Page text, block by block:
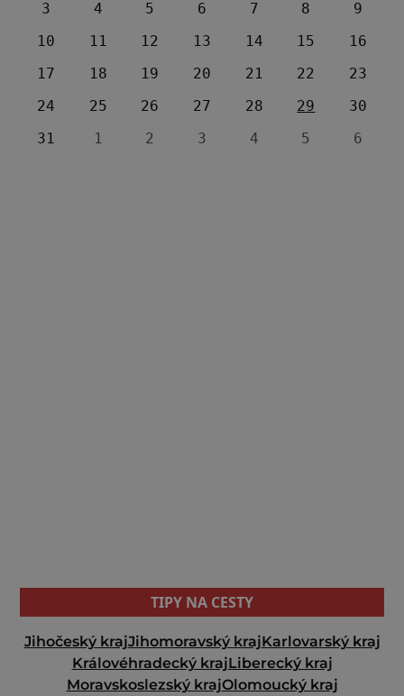
3
4 5 6 7 8
9
10
11 12 13 14 15
16
17
18 19 20 21 22
23
24
25 26 27 28 29
30
31
1 2 3 4 5 6
TIPY NA CESTY
Jihočeský krajJihomoravský krajKarlovarský kraj
Královéhradecký krajLiberecký kraj
Moravskoslezský krajOlomoucký kraj